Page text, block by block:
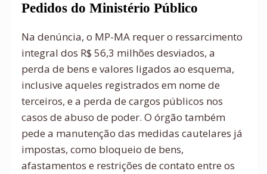
Pedidos do Ministério Público
Na denúncia, o MP-MA requer o ressarcimento
integral dos R$ 56,3 milhões desviados, a
perda de bens e valores ligados ao esquema,
inclusive aqueles registrados em nome de
terceiros, e a perda de cargos públicos nos
casos de abuso de poder. O órgão também
pede a manutenção das medidas cautelares já
impostas, como bloqueio de bens,
afastamentos e restrições de contato entre os